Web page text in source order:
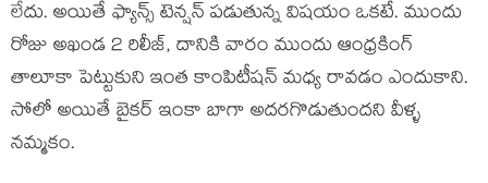
లేదు. అయితే ఫ్యాన్స్ టెన్షన్ పడుతున్న విషయం ఒకటే. ముందు
రోజు అఖండ 2 రిలీజ్, దానికి వారం ముందు ఆంధ్రకింగ్
తాలూకా పెట్టుకుని ఇంత కాంపిటీషన్ మధ్య రావడం ఎందుకాని.
సోలో అయితే బైకర్ ఇంకా బాగా అదరగొడుతుందని వీళ్ళ
నమ్మకం.